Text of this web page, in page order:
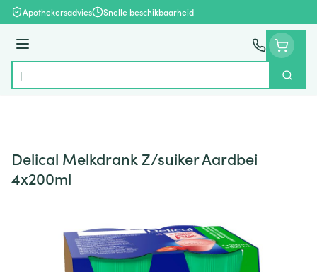
Ga naar de inhoud
Apothekersadvies Snelle beschikbaarheid
Menu
Product, merk, categorie...
Zoek
Delical Melkdrank Z/suiker Aardbei
4x200ml